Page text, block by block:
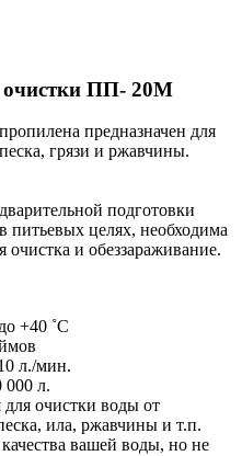
ПП- 20M
предназначен для
грязи и ржавчины.
подготовки
питьевых целях, необходима
очистка и обеззараживание.
+40 ˚С
л./мин.
000 л.
для очистки воды от
ила, ржавчины и т.п.
вашей воды, но не